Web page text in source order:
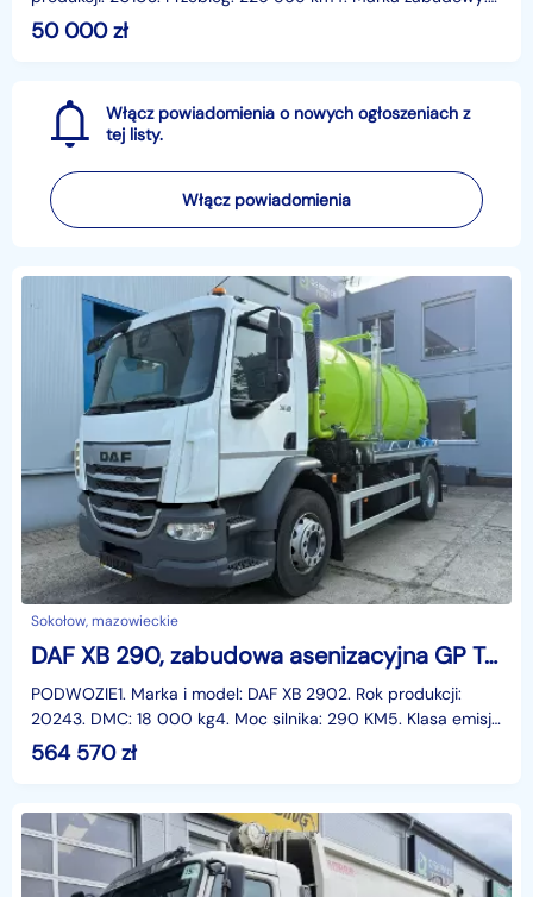
Rosroca5. DMC: 18 000 kg6. Skrzynia biegów manualna
50 000zł
Włącz powiadomienia o nowych ogłoszeniach z
tej listy.
Włącz powiadomienia
Sokołow, mazowieckie
DAF XB 290, zabudowa asenizacyjna GP Truck Trading XB 290, zabudowa asenizacyjna GP Truck Trading
PODWOZIE1. Marka i model: DAF XB 2902. Rok produkcji:
20243. DMC: 18 000 kg4. Moc silnika: 290 KM5. Klasa emisji
spalin EURO: 66. Przebieg: 1 669 kmZABUDOWA1. Z
564 570zł